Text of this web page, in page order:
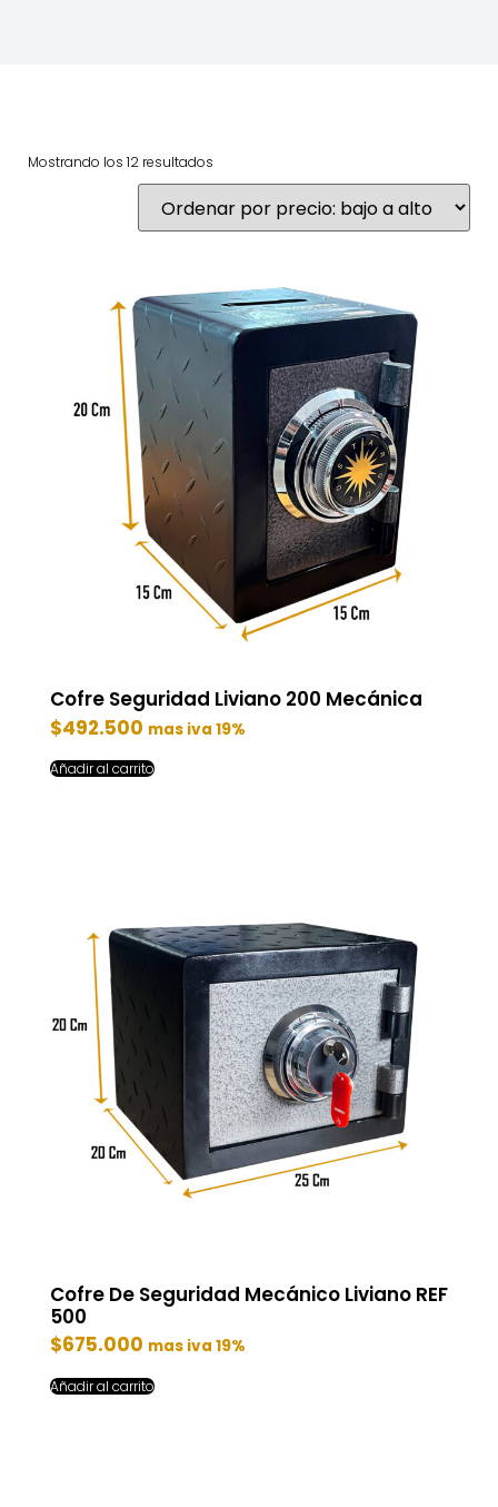
Mostrando los 12 resultados
Cofre Seguridad Liviano 200 Mecánica
$492.500 mas iva 19%
Añadir al carrito
Cofre De Seguridad Mecánico Liviano REF
500
$675.000 mas iva 19%
Añadir al carrito